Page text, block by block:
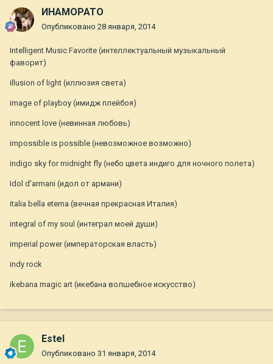
ИНАМОРАТО
Опубликовано 28 января, 2014
Intelligent Music Favorite (интеллектуальный музыкальный
фаворит)
illusion of light (иллюзия света)
image of playboy (имидж плейбоя)
innocent love (невинная любовь)
impossible is possible (невозможное возможно)
indigo sky for midnight fly (небо цвета индиго для ночного полета)
Idol d'armani (идол от армани)
italia bella eterna (вечная прекрасная Италия)
integral of my soul (интеграл моей души)
imperial power (императорская власть)
indy rock
ikebana magic art (икебана волшебное искусство)
Estel
Опубликовано 31 января, 2014